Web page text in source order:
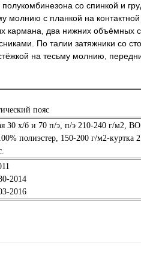
со спинкой и
молнию с планкой на
кармана, два нижних объёмных
По талии затяжники со
на тесьму молнию,
пояс
30 х/б и 70 п/э, п/э 210-240 г/м2,
полиэстер, 150-200 г/м2-куртка
2014
2016